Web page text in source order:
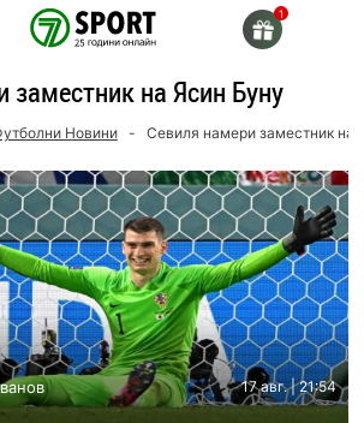
заместник на Ясин Буну
Новини - Севиля намери заместник на
17 авг. | 21:54